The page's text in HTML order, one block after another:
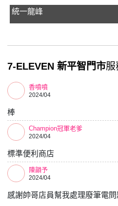
統一龍峰
7-ELEVEN 新平智門市服
香噴噴
2024/04
棒
Champion冠軍老爹
2024/04
標準便利商店
陳韻予
2024/04
感謝帥哥店員幫我處理廢筆電